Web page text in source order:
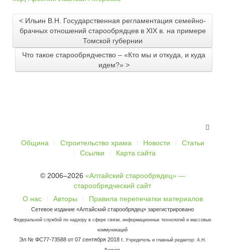
< Ильин В.Н. Государственная регламентация семейно-
брачных отношений старообрядцев в XIX в. на примере
Томской губернии
Что такое старообрядчество – «Кто мы и откуда, и куда
идем?» >
Община Строительство храма Новости
Статьи
Ссылки
Карта сайта
© 2006–2026 «Алтайский старообрядец» —
старообрядческий сайт
О нас
Авторы Правила перепечатки материалов
Сетевое издание «Алтайский старообрядец» зарегистрировано
Федеральной службой по надзору в сфере связи, информационных технологий и массовых
коммуникаций
Эл № ФС77-73588 от 07 сентября 2018 г. Учредитель и главный редактор: А.Н.